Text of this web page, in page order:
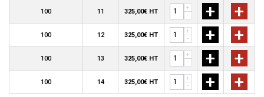
100 11 325,00€ HT
+
-
+ +
100 12 325,00€ HT
+
-
+ +
100 13 325,00€ HT
+
-
+ +
100 14 325,00€ HT
+
-
+ +